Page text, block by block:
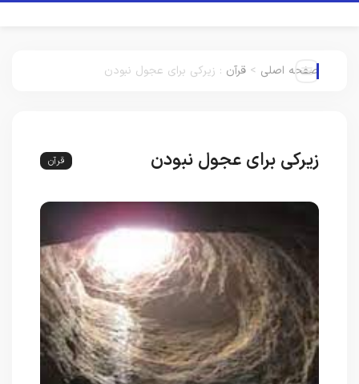
صفحه اصلی > قرآن : زیرکی برای عجول نبودن
زیرکی برای عجول نبودن قرآن